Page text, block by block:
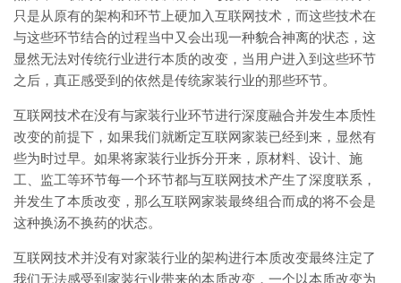
只是从原有的架构和环节上硬加入互联网技术，而这些技术在
与这些环节结合的过程当中又会出现一种貌合神离的状态，这
显然无法对传统行业进行本质的改变，当用户进入到这些环节
之后，真正感受到的依然是传统家装行业的那些环节。
互联网技术在没有与家装行业环节进行深度融合并发生本质性
改变的前提下，如果我们就断定互联网家装已经到来，显然有
些为时过早。如果将家装行业拆分开来，原材料、设计、施
工、监工等环节每一个环节都与互联网技术产生了深度联系，
并发生了本质改变，那么互联网家装最终组合而成的将不会是
这种换汤不换药的状态。
互联网技术并没有对家装行业的架构进行本质改变最终注定了
我们无法感受到家装行业带来的本质改变，一个以本质改变为